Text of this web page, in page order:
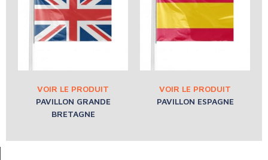
PAVILLON GRANDE
BRETAGNE
PAVILLON ESPAGNE